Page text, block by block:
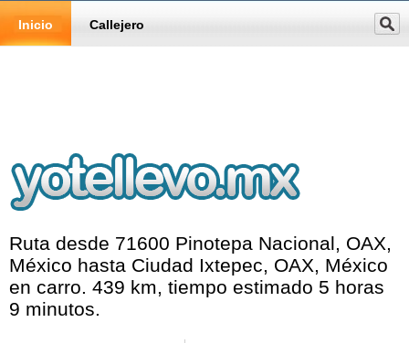
Inicio Callejero
Ruta desde 71600 Pinotepa Nacional, OAX,
México hasta Ciudad Ixtepec, OAX, México
en carro. 439 km, tiempo estimado 5 horas
9 minutos.